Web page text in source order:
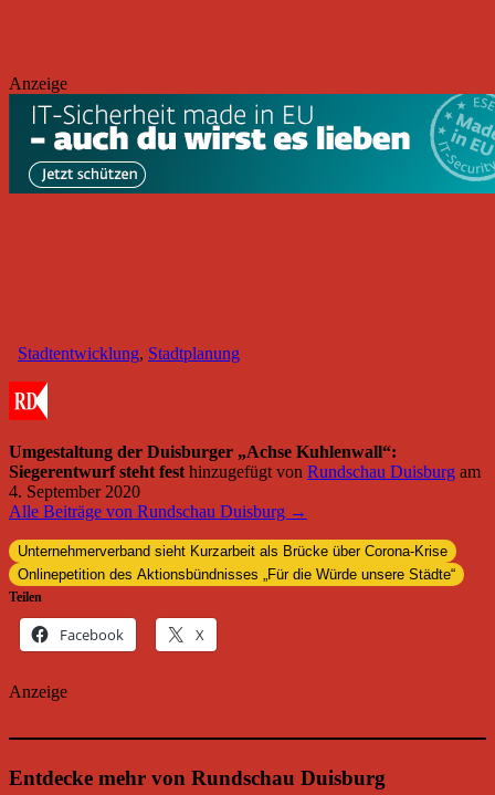
Anzeige
Stadtentwicklung, Stadtplanung
Umgestaltung der Duisburger „Achse Kuhlenwall“:
Siegerentwurf steht festhinzugefügt von Rundschau Duisburg am
4. September 2020
Alle Beiträge von Rundschau Duisburg →
Unternehmerverband sieht Kurzarbeit als Brücke über Corona-Krise
Onlinepetition des Aktionsbündnisses „Für die Würde unsere Städte“
Teilen
Facebook X
Anzeige
Entdecke mehr von Rundschau Duisburg